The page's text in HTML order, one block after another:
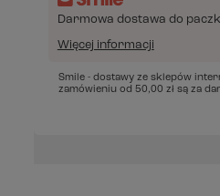
Darmowa dostawa do
Więcej informacji
Smile - dostawy ze sklepów
zamówieniu od 50,00 zł są za